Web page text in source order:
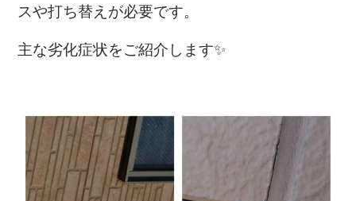
スや打ち替えが必要です。
主な劣化症状をご紹介します✨